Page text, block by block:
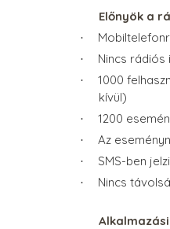
Előnyök a
·
· Nincs rádiós
·
1000
kívül)
· 1200
· Az
· SMS-ben
· Nincs